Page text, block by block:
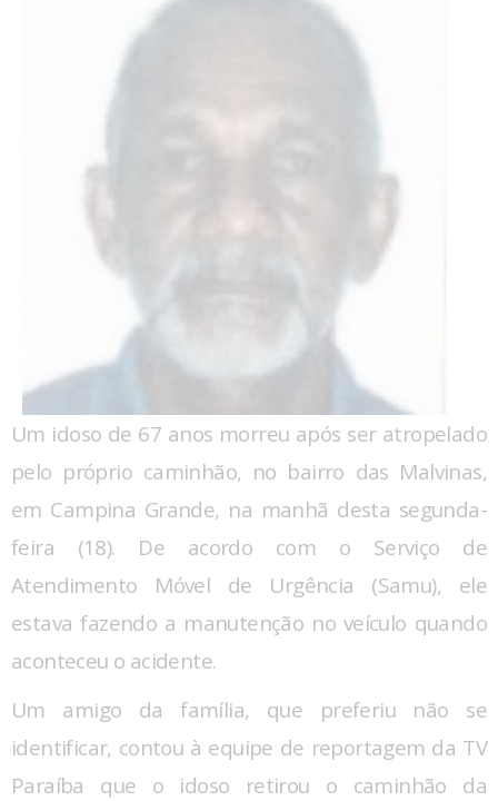
Um idoso de 67 anos morreu após ser atropelado
pelo próprio caminhão, no bairro das Malvinas,
em Campina Grande, na manhã desta segunda-
feira (18). De acordo com o Serviço de
Atendimento Móvel de Urgência (Samu), ele
estava fazendo a manutenção no veículo quando
aconteceu o acidente.
Um amigo da família, que preferiu não se
identificar, contou à equipe de reportagem da TV
Paraíba que o idoso retirou o caminhão da